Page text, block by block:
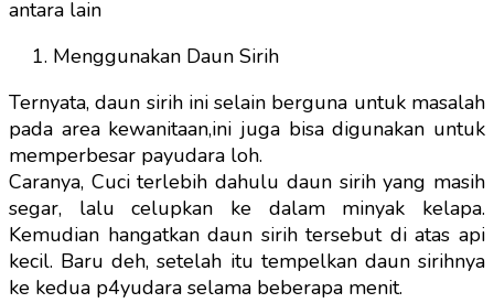
antara lain
Menggunakan Daun Sirih
Ternyata, daun sirih ini selain berguna untuk masalah
pada area kewanitaan,ini juga bisa digunakan untuk
memperbesar payudara loh.
Caranya, Cuci terlebih dahulu daun sirih yang masih
segar, lalu celupkan ke dalam minyak kelapa.
Kemudian hangatkan daun sirih tersebut di atas api
kecil. Baru deh, setelah itu tempelkan daun sirihnya
ke kedua p4yudara selama beberapa menit.